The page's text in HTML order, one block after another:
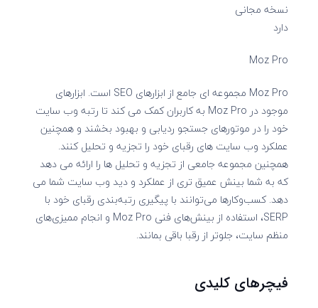
نسخه مجانی
دارد
Moz Pro
Moz Pro مجموعه ای جامع از ابزارهای SEO است. ابزارهای
موجود در Moz Pro به کاربران کمک می کند تا رتبه وب سایت
خود را در موتورهای جستجو ردیابی و بهبود بخشند و همچنین
عملکرد وب سایت های رقبای خود را تجزیه و تحلیل کنند.
همچنین مجموعه جامعی از تجزیه و تحلیل ها را ارائه می دهد
که به شما بینش عمیق تری از عملکرد و دید وب سایت شما می
دهد. کسب‌وکارها می‌توانند با پیگیری رتبه‌بندی رقبای خود با
SERP، استفاده از بینش‌های فنی Moz Pro و انجام ممیزی‌های
منظم سایت، جلوتر از رقبا باقی بمانند.
فیچرهای کلیدی